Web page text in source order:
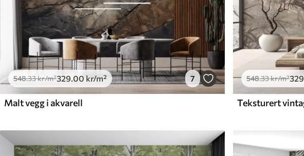
548.33kr/m²329.00 kr/m² 7
Malt vegg i akvarell
548.33kr/m²329